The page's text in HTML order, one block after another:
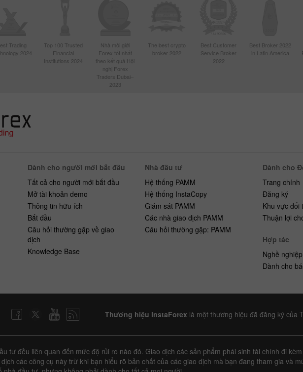
Trading
2024
Top 100 Trusted
Financial
Institutions 2024
Nhà môi giới
Forex tốt nhất
theo kết quả Hội
nghị Forex
Traders Dubai–
2023
The best crypto
broker 2022
Best Customer
Service Broker
2022
Best Broker 2022
in Latin America
Dành cho người mới bắt đầu
Tất cả cho người mới bắt đầu
Mở tài khoản demo
Thông tin hữu ích
Bắt ​​đầu
Câu hỏi thường gặp về giao
dịch
Knowledge Base
Nhà đầu tư
Hệ thống PAMM
Hệ thống InstaCopy
Giám sát PAMM
Các nhà giao dịch PAMM
Câu hỏi thường gặp: PAMM
Dành cho
Trang chính
Đăng ký
Khu vực đối
Thuận lợi
Hợp tác
Nghề nghiệp
Dành cho
Thương hiệu InstaForex là một thương hiệu đã đăng ký của
tư đều liên quan đến mức độ rủi ro nào đó. Giao dịch các sản phẩm phái sinh tài chính đi
các công cụ này trừ khi bạn hiểu rõ bản chất của các giao dịch mà bạn đang tham gia và